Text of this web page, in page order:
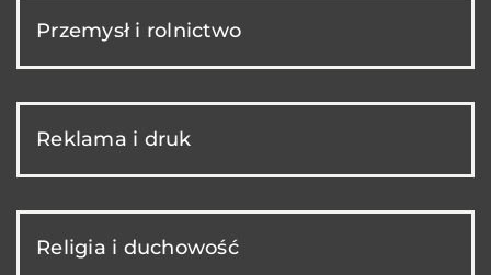
Przemysł i rolnictwo
Reklama i druk
Religia i duchowość